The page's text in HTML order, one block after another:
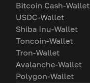
Bitcoin Cash-Wallet
USDC-Wallet
Shiba Inu-Wallet
Toncoin-Wallet
Tron-Wallet
Avalanche-Wallet
Polygon-Wallet